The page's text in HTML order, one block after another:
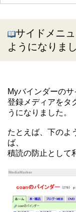
サイドメニ
ようになりまし
Myバインダーのサ
登録メディアをタ
うになりました。
たとえば、下のよ
ば、
積読の防止として